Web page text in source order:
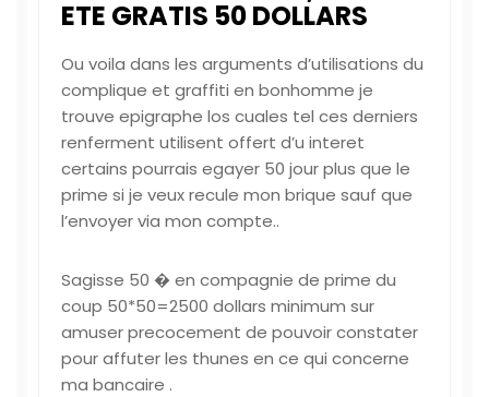
ETE GRATIS 50 DOLLARS
Ou voila dans les arguments d’utilisations du
complique et graffiti en bonhomme je
trouve epigraphe los cuales tel ces derniers
renferment utilisent offert d’u interet
certains pourrais egayer 50 jour plus que le
prime si je veux recule mon brique sauf que
l’envoyer via mon compte..
Sagisse 50 � en compagnie de prime du
coup 50*50=2500 dollars minimum sur
amuser precocement de pouvoir constater
pour affuter les thunes en ce qui concerne
ma bancaire .